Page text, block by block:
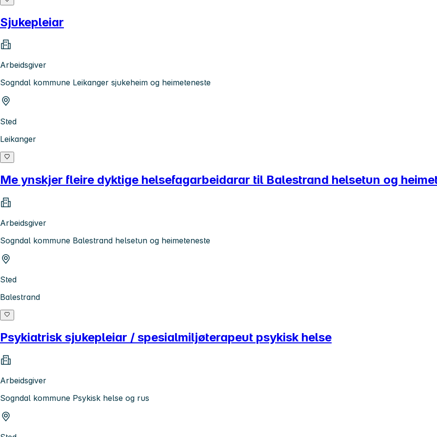
Sjukepleiar
Arbeidsgiver
Sogndal kommune Leikanger sjukeheim og heimeteneste
Sted
Leikanger
Me ynskjer fleire dyktige helsefagarbeidarar til Balestrand helsetun og
Arbeidsgiver
Sogndal kommune Balestrand helsetun og heimeteneste
Sted
Balestrand
Psykiatrisk sjukepleiar / spesialmiljøterapeut psykisk helse
Arbeidsgiver
Sogndal kommune Psykisk helse og rus